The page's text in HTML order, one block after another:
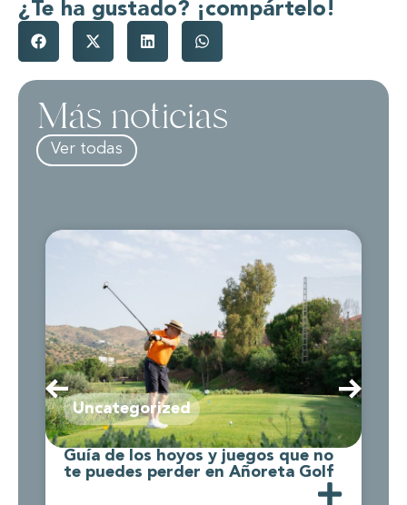
¿Te ha gustado? ¡compártelo!
Más noticias
Ver todas
Uncategorized
Guía de los hoyos y juegos que no
te puedes perder en Añoreta Golf